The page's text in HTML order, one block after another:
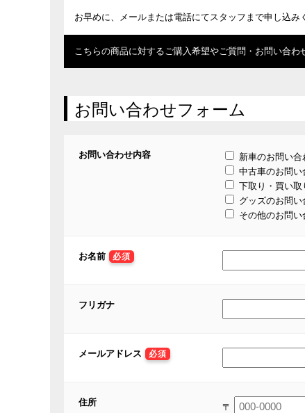
お早めに、メールまたは電話にてスタッフまで申し込み
こちらの商品に対するご購入希望やご質問・お問い合わ
お問い合わせフォーム
お問い合わせ内容
新車のお問い合
中古車のお問い
下取り・買い
グッズのお問い
その他のお問い
お名前 必須
フリガナ
メールアドレス 必須
住所 〒